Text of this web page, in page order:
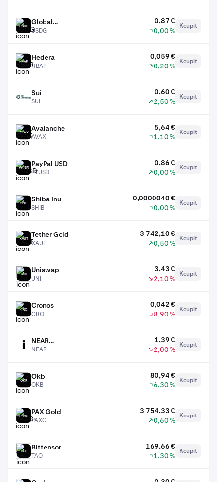
USDG
Global
Dollar
USDG
0,87 €
0,00 %
Koupit
HBAR Hedera
HBAR
0,059 €
0,20 %
Koupit
SUI Sui
SUI
0,60 €
2,50 %
Koupit
AVAX Avalanche
AVAX
5,64 €
1,10 %
Koupit
PYUSD PayPal USD
PYUSD
0,86 €
0,00 %
Koupit
SHIB Shiba Inu
SHIB
0,0000040 €
0,00 %
Koupit
XAUT Tether Gold
XAUT
3 742,10 €
0,50 %
Koupit
UNI Uniswap
UNI
3,43 €
2,10 %
Koupit
CRO Cronos
CRO
0,042 €
8,90 %
Koupit
NEAR
Protocol
NEAR
1,39 €
2,00 %
Koupit
OKB Okb
OKB
80,94 €
6,30 %
Koupit
PAXG PAX Gold
PAXG
3 754,33 €
0,60 %
Koupit
TAO Bittensor
TAO
169,66 €
1,30 %
Koupit